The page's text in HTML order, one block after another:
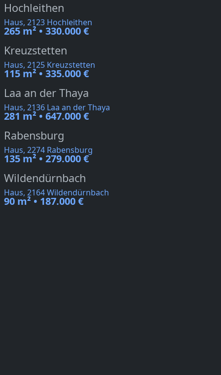
Hochleithen
Haus, 2123 Hochleithen
265 m² • 330.000 €
Kreuzstetten
Haus, 2125 Kreuzstetten
115 m² • 335.000 €
Laa an der Thaya
Haus, 2136 Laa an der Thaya
281 m² • 647.000 €
Rabensburg
Haus, 2274 Rabensburg
135 m² • 279.000 €
Wildendürnbach
Haus, 2164 Wildendürnbach
90 m² • 187.000 €